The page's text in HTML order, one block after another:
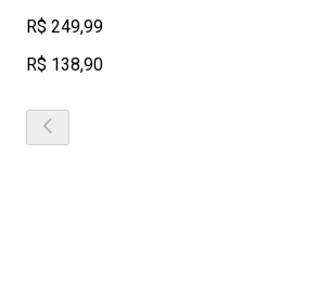
R$ 249,99
R$ 138,90